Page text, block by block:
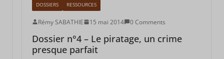
DOSSIERS RESSOURCES
Rémy SABATHIE 15 mai 2014 0 Comments
Dossier n°4 – Le piratage, un crime
presque parfait